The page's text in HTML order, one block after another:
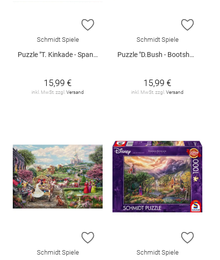
ZUR WUNSCHLISTE HINZUFÜGEN
Schmidt Spiele
Puzzle "T. Kinkade - Spanisches Straßencafé", 1000 Teile
15,99 €
inkl. MwSt. zzgl. Versand
ZUR
Schmidt Spiele
Puzzle "D.Bush - Bootshaus mit Kanus", 1000 Teile
15,99 €
inkl. MwSt. zzgl. Versand
ZUR WUNSCHLISTE HINZUFÜGEN
Schmidt Spiele
ZUR
Schmidt Spiele